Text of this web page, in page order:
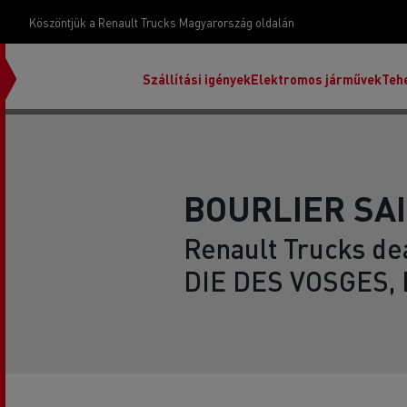
Köszöntjük a Renault Trucks Magyarország oldalán
Szállítási igényekElektromos járművek
BOURLIER
Renault Trucks
DIE DES